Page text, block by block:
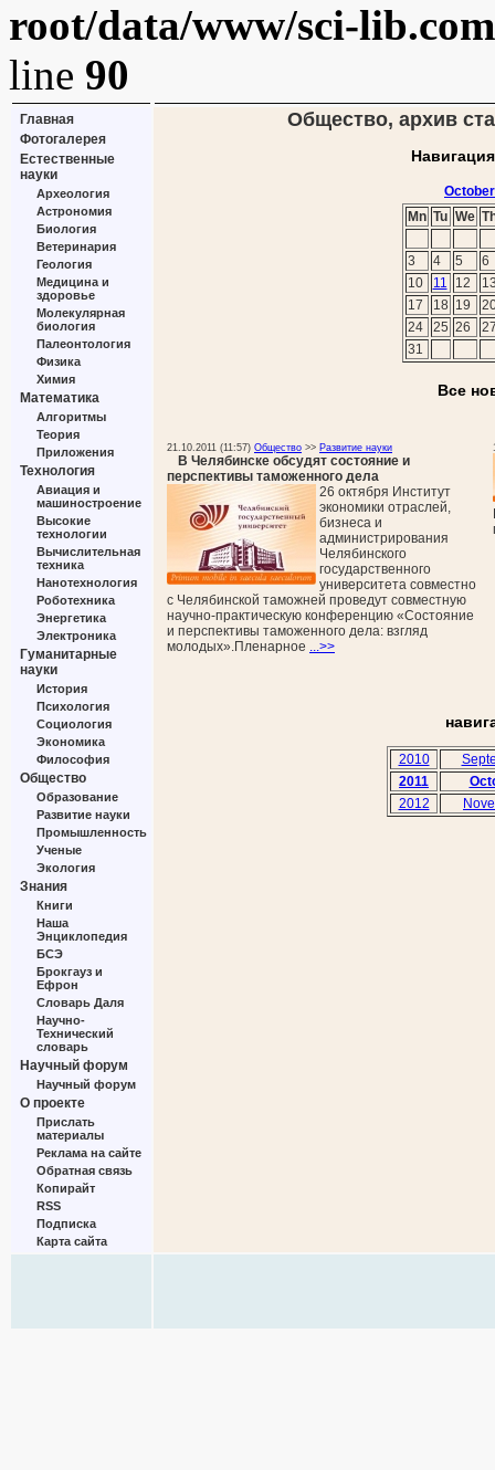
root/data/www/sci-
line 90
Главная
Фотогалерея
Естественные
науки
Археология
Астрономия
Биология
Ветеринария
Геология
Медицина и
здоровье
Молекулярная
биология
Палеонтология
Физика
Химия
Математика
Алгоритмы
Теория
Приложения
Технология
Авиация и
машиностроение
Высокие
технологии
Вычислительная
техника
Нанотехнология
Роботехника
Энергетика
Электроника
Гуманитарные
науки
История
Психология
Социология
Экономика
Философия
Общество
Образование
Развитие науки
Промышленность
Ученые
Экология
Знания
Книги
Наша
Энциклопедия
БСЭ
Брокгауз и
Ефрон
Словарь Даля
Научно-
Технический
словарь
Научный форум
Научный форум
О проекте
Прислать
материалы
Реклама на сайте
Обратная связь
Копирайт
RSS
Подписка
Карта сайта
Общество, архив
Mn Tu We
3 4 5
6
10
11 12
17
18 19
24
25 26
31
Все
21.10.2011 (11:57) Общество >> Развитие науки
В Челябинске обсудят состояние и
перспективы таможенного дела
26 октября Институт
экономики отраслей,
бизнеса и
администрирования
Челябинского
государственного
университета совместно
с Челябинской таможней проведут совместную
научно-практическую конференцию «Состояние
и перспективы таможенного дела: взгляд
молодых».Пленарное ...>>
2010
2011
2012